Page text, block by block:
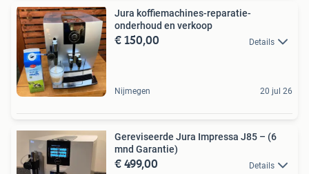
Jura koffiemachines-reparatie-
onderhoud en verkoop
€ 150,00 Details
Nijmegen 20 jul 26
Gereviseerde Jura Impressa J85 – (6
mnd Garantie)
€ 499,00 Details